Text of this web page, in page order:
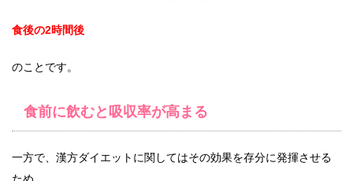
食後の2時間後
のことです。
食前に飲むと吸収率が高まる
一方で、漢方ダイエットに関してはその効果を存分に発揮させる
ため